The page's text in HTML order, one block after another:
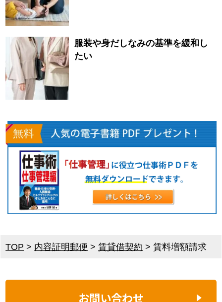
服装や身だしなみの基準を緩和し
たい
TOP > 内容証明郵便 >賃貸借契約 >賃料増額請求
お問い合わせ